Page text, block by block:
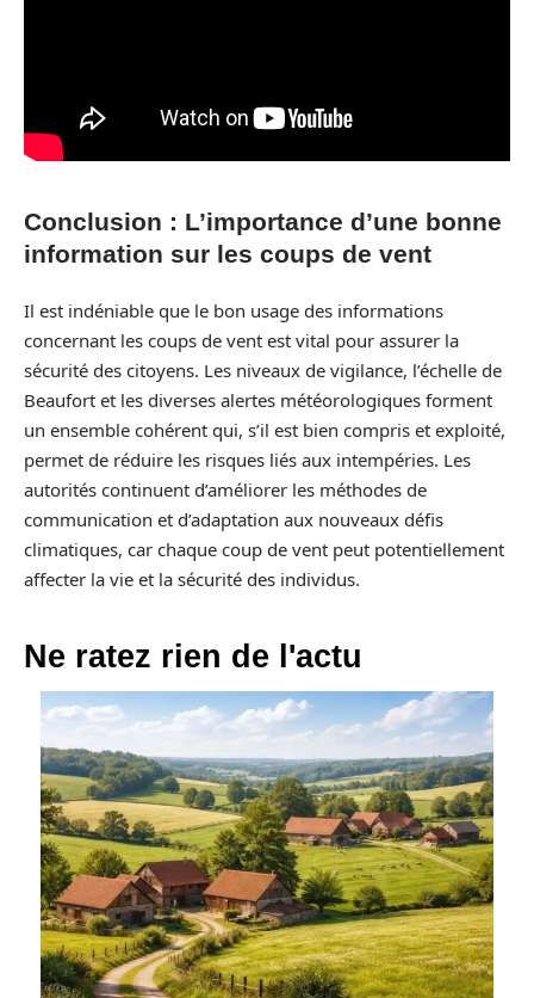
Conclusion : L’importance d’une bonne
information sur les coups de vent
Il est indéniable que le bon usage des informations
concernant les coups de vent est vital pour assurer la
sécurité des citoyens. Les niveaux de vigilance, l’échelle de
Beaufort et les diverses alertes météorologiques forment
un ensemble cohérent qui, s’il est bien compris et exploité,
permet de réduire les risques liés aux intempéries. Les
autorités continuent d’améliorer les méthodes de
communication et d’adaptation aux nouveaux défis
climatiques, car chaque coup de vent peut potentiellement
affecter la vie et la sécurité des individus.
Ne ratez rien de l'actu